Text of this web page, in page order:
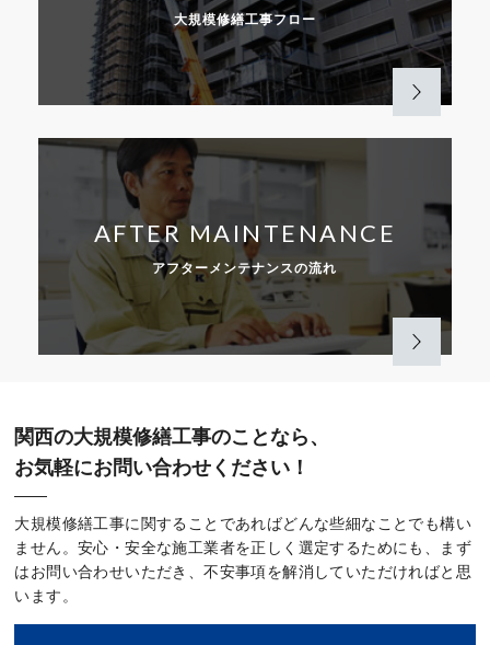
大規模修繕工事フロー
AFTER MAINTENANCE
アフターメンテナンスの流れ
関西の大規模修繕工事のことなら、
お気軽にお問い合わせください！
大規模修繕工事に関することであればどんな些細なことでも構い
ません。安心・安全な施工業者を正しく選定するためにも、まず
はお問い合わせいただき、不安事項を解消していただければと思
います。